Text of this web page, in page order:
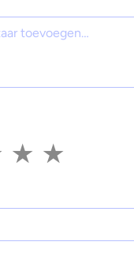
4
★ 5
★